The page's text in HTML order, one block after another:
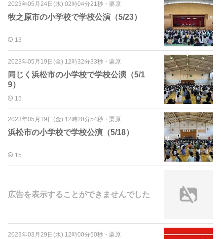
2023年05月24日(水) 02時04分21秒 ・ 栗原
牧之原市の小学校で学校公演（5/23）
13
2023年05月19日(金) 12時32分33秒 ・ 栗原
同じく浜松市の小学校で学校公演（5/1
9）
15
2023年05月19日(金) 12時20分54秒 ・ 栗原
浜松市の小学校で学校公演（5/18）
15
広告を表示することができませんでした
2023年03月29日(水) 12時00分50秒 ・ 栗原